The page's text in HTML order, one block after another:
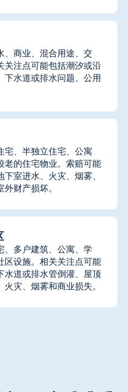
、商业、混合用途、交
关注点可能包括潮汐或沿
下水道或排水问题、公用
宅、半独立住宅、公寓
老的住宅物业。索赔可能
室进水、火灾、烟雾、
财产损坏。
、多户建筑、公寓、学
区设施。相关关注点可能
水道或排水管倒灌、屋顶
灾、烟雾和商业损失。